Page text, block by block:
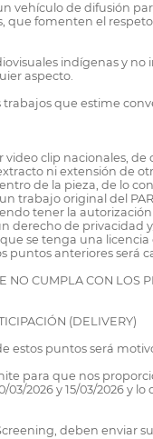
vehículo de difusión
que fomenten el
indígenas y
aspecto.
que estime
clip nacionales,
ni extensión de
de la pieza, de lo
trabajo original del
tener la
derecho de privacidad
se tenga una licencia
puntos anteriores será
NO CUMPLA CON LOS
(DELIVERY)
estos puntos será
para que nos
2026 y 15/03/2026 y
deben enviar